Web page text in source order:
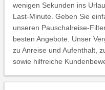
wenigen Sekunden ins
Last-Minute. Geben Sie
unseren Pauschalreise-
besten Angebote. Unser
zu Anreise und Aufenthalt,
sowie hilfreiche